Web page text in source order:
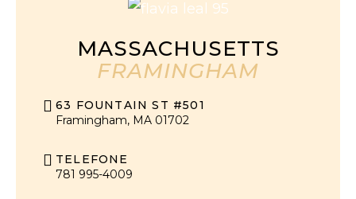
MASSACHUSETTS
FRAMINGHAM
63 FOUNTAIN ST #501
Framingham, MA 01702
TELEFONE
781 995-4009